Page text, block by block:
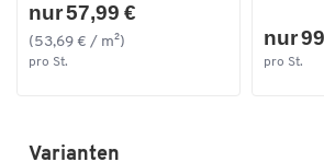
nur 57,99 €
(53,69 € / m²)
pro St.
nur
pro St.
Varianten